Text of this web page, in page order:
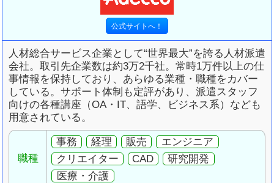
人材総合サービス企業として“世界最大”を誇る人材派遣
会社。取引先企業数は約3万2千社。常時1万件以上の仕
事情報を保持しており、あらゆる業種・職種をカバー
している。サポート体制も定評があり、派遣スタッフ
向けの各種講座（OA・IT、語学、ビジネス系）なども
用意されている。
職種
事務 経理 販売
エンジニア
クリエイター
CAD
研究開発
医療・介護